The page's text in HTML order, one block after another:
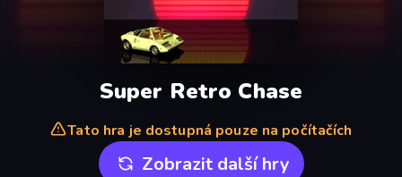
Super Retro Chase
Tato hra je dostupná pouze na počítačích
Zobrazit další hry